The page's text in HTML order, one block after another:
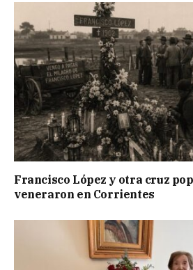
Francisco López y otra cruz
veneraron en Corrientes